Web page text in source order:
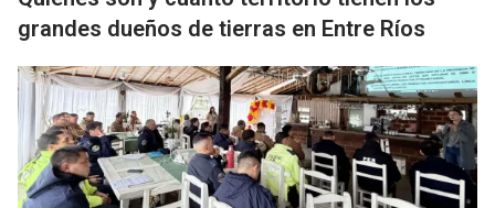
grandes dueños de tierras en Entre Ríos